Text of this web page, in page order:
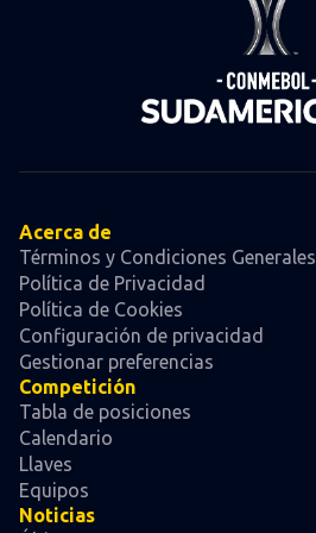
Acerca de
Términos y Condiciones Generales
Política de Privacidad
Política de Cookies
Configuración de privacidad
Gestionar preferencias
Competición
Tabla de posiciones
Calendario
Llaves
Equipos
Noticias